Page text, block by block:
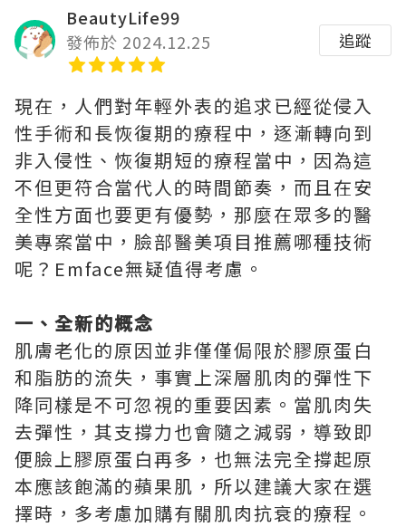
BeautyLife99
發佈於 2024.12.25
追蹤
現在，人們對年輕外表的追求已經從侵入
性手術和長恢復期的療程中，逐漸轉向到
非入侵性、恢復期短的療程當中，因為這
不但更符合當代人的時間節奏，而且在安
全性方面也要更有優勢，那麼在眾多的醫
美專案當中，臉部醫美項目推薦哪種技術
呢？Emface無疑值得考慮。
一、全新的概念
肌膚老化的原因並非僅僅侷限於膠原蛋白
和脂肪的流失，事實上深層肌肉的彈性下
降同樣是不可忽視的重要因素。當肌肉失
去彈性，其支撐力也會隨之減弱，導致即
便臉上膠原蛋白再多，也無法完全撐起原
本應該飽滿的蘋果肌，所以建議大家在選
擇時，多考慮加購有關肌肉抗衰的療程。